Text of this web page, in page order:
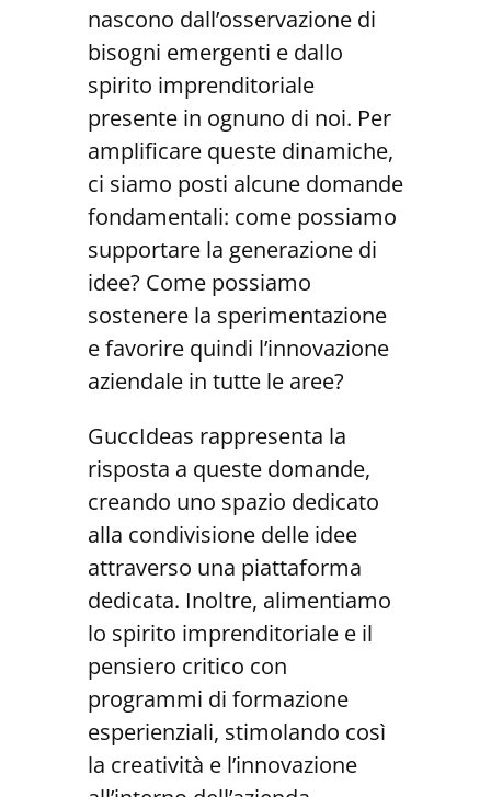
nascono dall’osservazione di
bisogni emergenti e dallo
spirito imprenditoriale
presente in ognuno di noi. Per
amplificare queste dinamiche,
ci siamo posti alcune domande
fondamentali: come possiamo
supportare la generazione di
idee? Come possiamo
sostenere la sperimentazione
e favorire quindi l’innovazione
aziendale in tutte le aree?
GuccIdeas rappresenta la
risposta a queste domande,
creando uno spazio dedicato
alla condivisione delle idee
attraverso una piattaforma
dedicata. Inoltre, alimentiamo
lo spirito imprenditoriale e il
pensiero critico con
programmi di formazione
esperienziali, stimolando così
la creatività e l’innovazione